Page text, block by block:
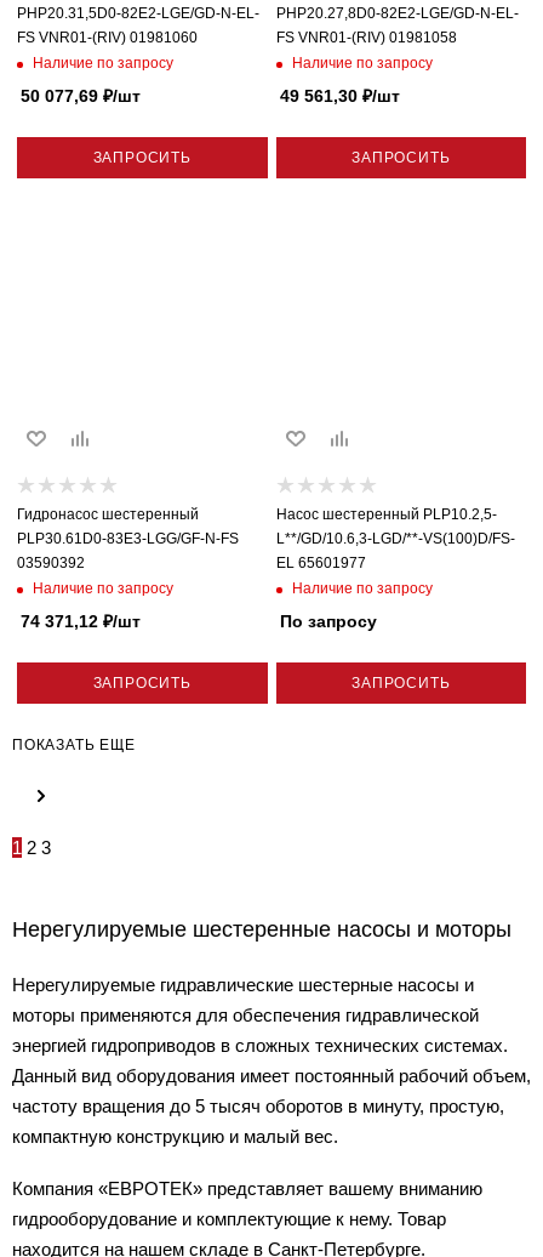
PHP20.31,5D0-82E2-LGE/GD-N-EL-
FS VNR01-(RIV) 01981060
Наличие по запросу
50 077,69 ₽/шт
ЗАПРОСИТЬ
PHP20.27,8D0-82E2-LGE/GD-N-EL-
FS VNR01-(RIV) 01981058
Наличие по запросу
49 561,30₽/шт
ЗАПРОСИТЬ
Гидронасос шестеренный
PLP30.61D0-83E3-LGG/GF-N-FS
03590392
Наличие по запросу
74 371,12 ₽/шт
ЗАПРОСИТЬ
Насос шестеренный PLP10.2,5-
L**/GD/10.6,3-LGD/**-VS(100)D/FS-
EL 65601977
Наличие по запросу
По запросу
ЗАПРОСИТЬ
ПОКАЗАТЬ ЕЩЕ
1 2 3
Нерегулируемые шестеренные насосы и моторы
Нерегулируемые гидравлические шестерные насосы и
моторы применяются для обеспечения гидравлической
энергией гидроприводов в сложных технических системах.
Данный вид оборудования имеет постоянный рабочий объем,
частоту вращения до 5 тысяч оборотов в минуту, простую,
компактную конструкцию и малый вес.
Компания «ЕВРОТЕК» представляет вашему вниманию
гидрооборудование и комплектующие к нему. Товар
находится на нашем складе в Санкт-Петербурге.